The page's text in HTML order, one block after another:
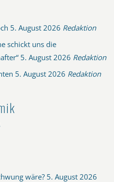
5. August 2026 Redaktion
schickt uns die
5. August 2026 Redaktion
5. August 2026 Redaktion
wäre? 5. August 2026